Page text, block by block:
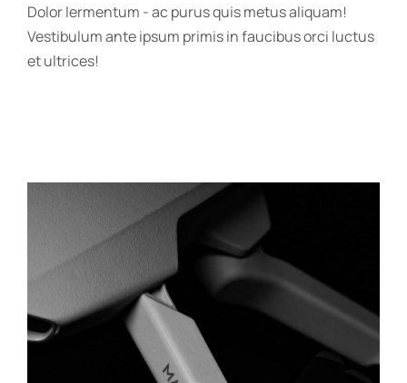
Dolor lermentum - ac purus quis metus aliquam!
Vestibulum ante ipsum primis in faucibus orci luctus
et ultrices!